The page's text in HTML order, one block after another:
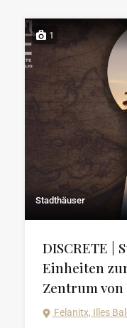
1
Stadthäuser
DISCRETE |
Einheiten
Zentrum
Felanitx, Illes